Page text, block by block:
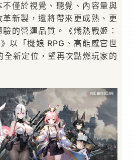
僅於視覺、聽覺、內容量與
新製，還將帶來更成熟、更
的營運品質。《熾熱戰姬：
以「機娘 RPG、高能感官世
新定位，望再次點燃玩家的